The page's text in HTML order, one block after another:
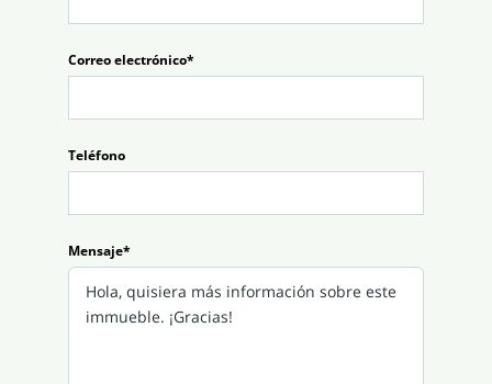
Correo electrónico*
Teléfono
Mensaje*